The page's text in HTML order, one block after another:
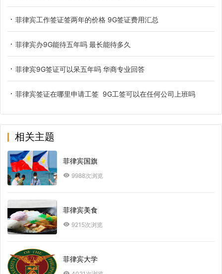
菲律宾工作签证签两年的价格 9G签证费用汇总
菲律宾办9G能待五年吗 最长能待多久
菲律宾9G签证可以呆五年吗 华商专业回答
菲律宾签证在哪里申请工签 9G工签可以在任何公司上班吗
相关主题
菲律宾国旗
9988次浏览
菲律宾美食
9215次浏览
菲律宾大学